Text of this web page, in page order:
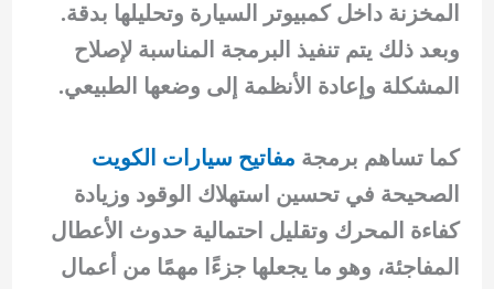
المخزنة داخل كمبيوتر السيارة وتحليلها بدقة.
وبعد ذلك يتم تنفيذ البرمجة المناسبة لإصلاح
المشكلة وإعادة الأنظمة إلى وضعها الطبيعي.
كما تساهم برمجة مفاتيح سيارات الكويت
الصحيحة في تحسين استهلاك الوقود وزيادة
كفاءة المحرك وتقليل احتمالية حدوث الأعطال
المفاجئة، وهو ما يجعلها جزءًا مهمًا من أعمال